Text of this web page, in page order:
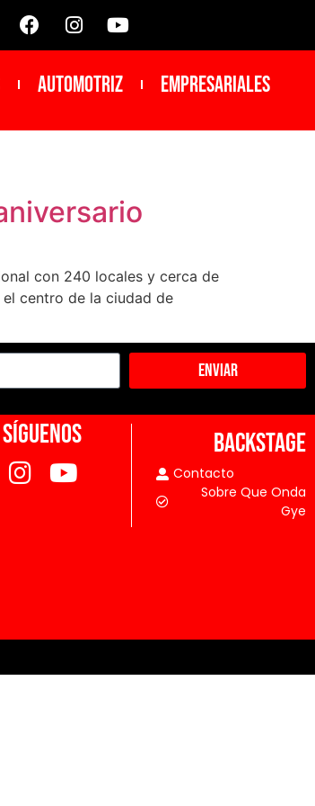
Automotriz Empresariales
con 240 locales y cerca de
centro de la ciudad de
Enviar
SÍGUENOS BACKSTAGE
Contacto
Sobre Que Onda
Gye